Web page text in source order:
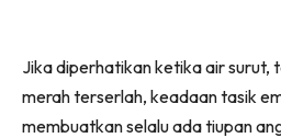
Jika diperhatikan ketika air surut,
merah terserlah, keadaan tasik
membuatkan selalu ada tiupan